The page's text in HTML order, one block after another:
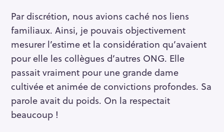
Par discrétion, nous avions caché nos liens
familiaux. Ainsi, je pouvais objectivement
mesurer l’estime et la considération qu’avaient
pour elle les collègues d’autres ONG. Elle
passait vraiment pour une grande dame
cultivée et animée de convictions profondes. Sa
parole avait du poids. On la respectait
beaucoup !